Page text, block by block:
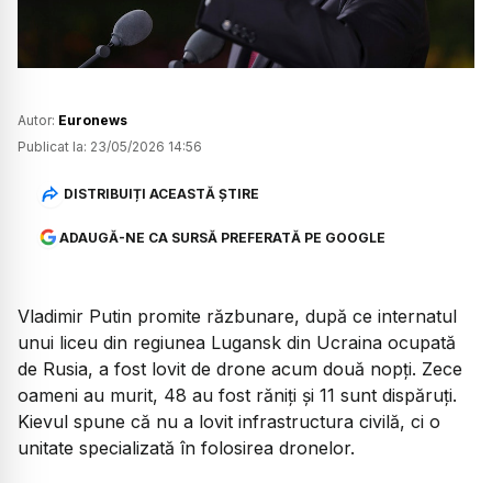
Autor: Euronews
Publicat la: 23/05/2026 14:56
DISTRIBUIȚI ACEASTĂ ȘTIRE
ADAUGĂ-NE CA SURSĂ PREFERATĂ PE GOOGLE
Vladimir Putin promite răzbunare, după ce internatul
unui liceu din regiunea Lugansk din Ucraina ocupată
de Rusia, a fost lovit de drone acum două nopți. Zece
oameni au murit, 48 au fost răniți și 11 sunt dispăruți.
Kievul spune că nu a lovit infrastructura civilă, ci o
unitate specializată în folosirea dronelor.